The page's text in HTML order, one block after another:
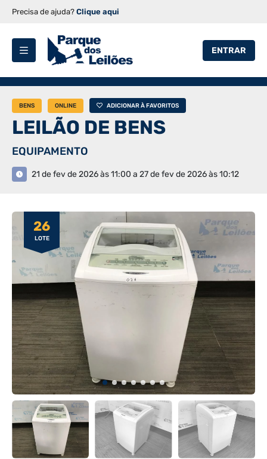
Precisa de ajuda? Clique aqui
ENTRAR
BENS ONLINE ADICIONAR À FAVORITOS
LEILÃO DE BENS
EQUIPAMENTO
21 de fev de 2026 às 11:00 a 27 de fev de 2026 às 10:12
26
LOTE